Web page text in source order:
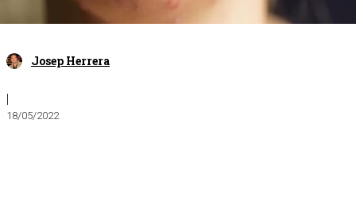
Josep Herrera
|
18/05/2022